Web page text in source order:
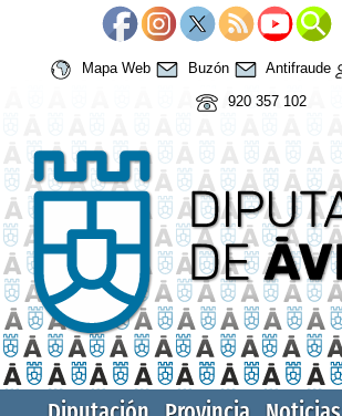
Mapa Web Buzón Antifraude
920 357 102